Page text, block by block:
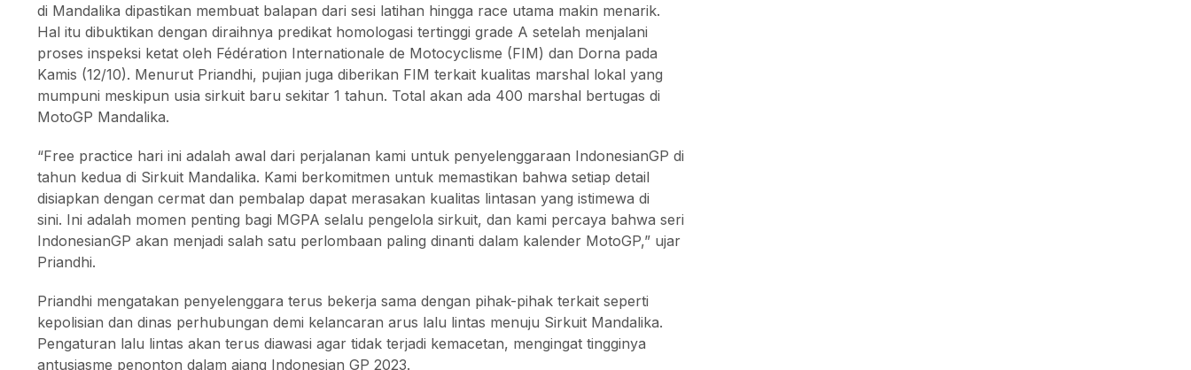
di Mandalika dipastikan membuat balapan dari sesi latihan hingga race utama makin menarik.
Hal itu dibuktikan dengan diraihnya predikat homologasi tertinggi grade A setelah menjalani
proses inspeksi ketat oleh Fédération Internationale de Motocyclisme (FIM) dan Dorna pada
Kamis (12/10). Menurut Priandhi, pujian juga diberikan FIM terkait kualitas marshal lokal yang
mumpuni meskipun usia sirkuit baru sekitar 1 tahun. Total akan ada 400 marshal bertugas di
MotoGP Mandalika.
“Free practice hari ini adalah awal dari perjalanan kami untuk penyelenggaraan IndonesianGP di
tahun kedua di Sirkuit Mandalika. Kami berkomitmen untuk memastikan bahwa setiap detail
disiapkan dengan cermat dan pembalap dapat merasakan kualitas lintasan yang istimewa di
sini. Ini adalah momen penting bagi MGPA selalu pengelola sirkuit, dan kami percaya bahwa seri
IndonesianGP akan menjadi salah satu perlombaan paling dinanti dalam kalender MotoGP,” ujar
Priandhi.
Priandhi mengatakan penyelenggara terus bekerja sama dengan pihak-pihak terkait seperti
kepolisian dan dinas perhubungan demi kelancaran arus lalu lintas menuju Sirkuit Mandalika.
Pengaturan lalu lintas akan terus diawasi agar tidak terjadi kemacetan, mengingat tingginya
antusiasme penonton dalam ajang Indonesian GP 2023.